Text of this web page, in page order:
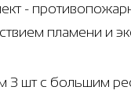
-
пламени и
3 шт с большим